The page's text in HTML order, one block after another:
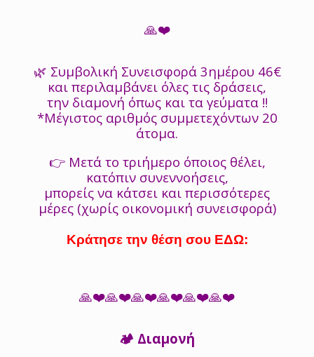
🙏❤️
🌿 Συμβολική Συνεισφορά 3ημέρου 46€
και περιλαμβάνει όλες τις δράσεις,
την διαμονή όπως και τα γεύματα ‼️
*Μέγιστος αριθμός συμμετεχόντων 20
άτομα.
👉 Μετά το τριήμερο όποιος θέλει,
κατόπιν συνεννοήσεις,
μπορείς να κάτσει και περισσότερες
μέρες (χωρίς οικονομική συνεισφορά)
Κράτησε την θέση σου ΕΔΩ:
🙏❤️🙏❤️🙏❤️🙏❤️🙏❤️🙏❤️
🏕 Διαμονή